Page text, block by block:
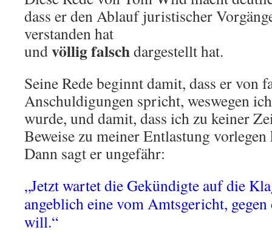
dass er den Ablauf juristischer
verstanden hat
undvöllig falschdargestellt hat.
Seine Rede beginnt damit, dass er von
Anschuldigungen spricht, weswegen
wurde, und damit, dass ich zu keiner
Beweise zu meiner Entlastung vorlegen
Dann sagt er ungefähr:
„Jetzt wartet die Gekündigte auf die
angeblich eine vom Amtsgericht,
will.“